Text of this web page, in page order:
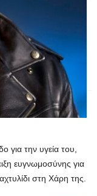
για την υγεία του,
ευγνωμοσύνης για
στη Χάρη της.